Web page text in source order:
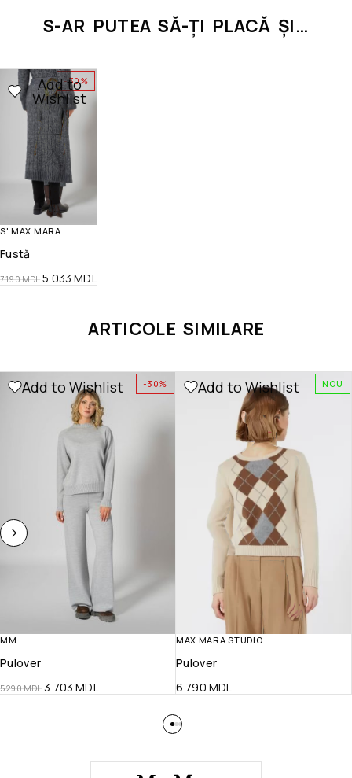
S-AR PUTEA SĂ-ȚI PLACĂ ȘI…
-30%
Add to
Wishlist
S' MAX MARA
Fustă
7 190MDL 5 033MDL
ARTICOLE SIMILARE
-30%
Add to Wishlist
MM
Pulover
5 290MDL 3 703MDL
NOU
Add to Wishlist
MAX MARA STUDIO
Pulover
6 790 MDL